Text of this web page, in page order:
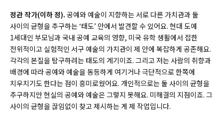
정관 작가(이하 정). 공예와 예술이 지향하는 서로 다른 가치관과 둘
사이의 균형을 추구하는 ‘태도’ 안에서 발견할 수 있어요. 현대 도예
1세대인 부모님과 국내 공예 교육의 영향, 미국 유학 생활에서 접한
전위적이고 실험적인 서구 예술의 가치관이 제 안에 복잡하게 공존해요.
각각의 본질을 탐구하려는 태도의 계기이죠. 그리고 저는 사람의 취향과
배경에 따라 공예와 예술을 동등하게 여기거나 극단적으로 한쪽에
치우치기도 한다는 점이 흥미로웠어요. 개인적으로는 둘 사이의 균형을
추구하지만 현실의 공예와 예술은 그렇지 못해요. 미해결의 지점이죠. 그
사이의 균형을 끊임없이 찾고 제시하는 게 제 작업입니다.